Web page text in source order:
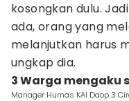
kosongkan dulu.
ada, orang yang
melanjutkan harus
ungkap dia.
3 Warga mengaku
Manager Humas KAI Daop 3